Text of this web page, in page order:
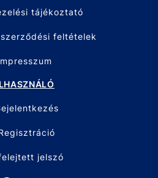
tájékoztató
feltételek
jelszó